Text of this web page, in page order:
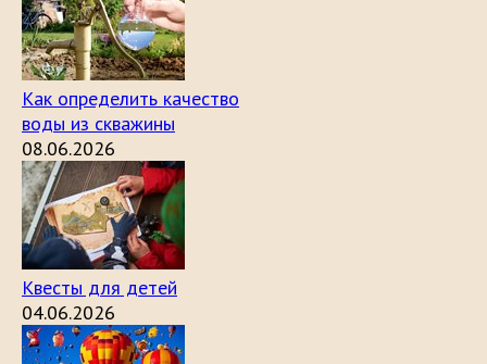
Как определить качество
воды из скважины
08.06.2026
Квесты для детей
04.06.2026